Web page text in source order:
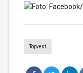
Topvest